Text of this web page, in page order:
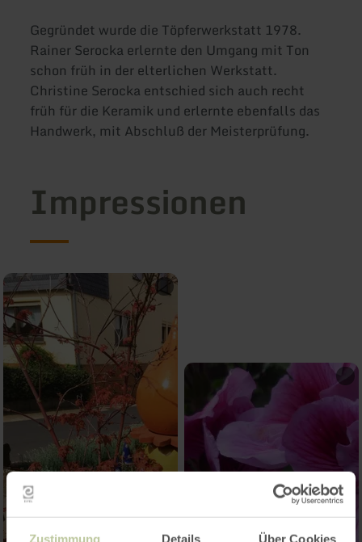
Zustimmung Details Über Cookies
Gegründet wurde die Töpferwerkstatt 1978.
Rainer Serocka erlernte den Umgang mit Ton
schon früh in der elterlichen Werkstatt.
Christine Serocka entschied sich auch recht
früh für die Keramik und erlernte ebenfalls das
Handwerk, mit Abschluß der Meisterprüfung.
Impressionen